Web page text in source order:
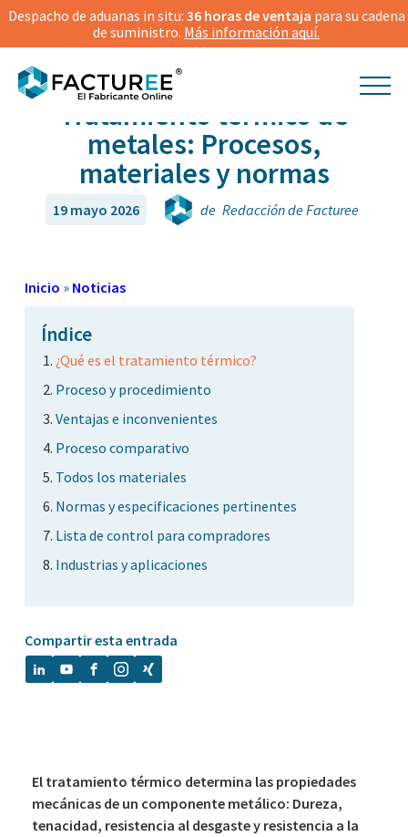
Despacho de aduanas in situ: 36 horas de ventaja para su cadena
de suministro. Más información aquí.
Tratamiento térmico de
metales: Procesos,
materiales y normas
19 mayo 2026 de Redacción de Facturee
Inicio » Noticias
Índice
¿Qué es el tratamiento térmico?
Proceso y procedimiento
Ventajas e inconvenientes
Proceso comparativo
Todos los materiales
Normas y especificaciones pertinentes
Lista de control para compradores
Industrias y aplicaciones
Compartir esta entrada
El tratamiento térmico determina las propiedades
mecánicas de un componente metálico: Dureza,
tenacidad, resistencia al desgaste y resistencia a la